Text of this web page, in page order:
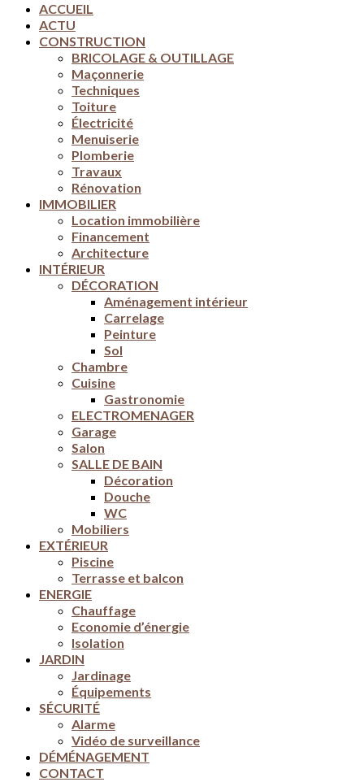
ACCUEIL
ACTU
CONSTRUCTION
BRICOLAGE & OUTILLAGE
Maçonnerie
Techniques
Toiture
Électricité
Menuiserie
Plomberie
Travaux
Rénovation
IMMOBILIER
Location immobilière
Financement
Architecture
INTÉRIEUR
DÉCORATION
Aménagement intérieur
Carrelage
Peinture
Sol
Chambre
Cuisine
Gastronomie
ELECTROMENAGER
Garage
Salon
SALLE DE BAIN
Décoration
Douche
WC
Mobiliers
EXTÉRIEUR
Piscine
Terrasse et balcon
ENERGIE
Chauffage
Economie d’énergie
Isolation
JARDIN
Jardinage
Équipements
SÉCURITÉ
Alarme
Vidéo de surveillance
DÉMÉNAGEMENT
CONTACT